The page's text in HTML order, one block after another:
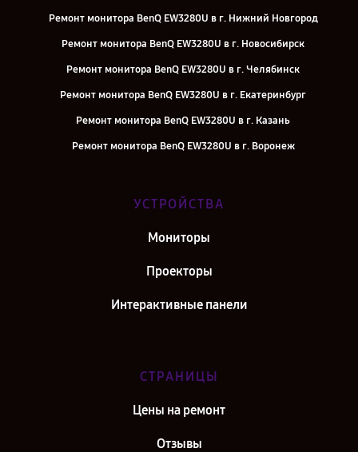
Ремонт монитора BenQ EW3280U в г. Нижний Новгород
Ремонт монитора BenQ EW3280U в г. Новосибирск
Ремонт монитора BenQ EW3280U в г. Челябинск
Ремонт монитора BenQ EW3280U в г. Екатеринбург
Ремонт монитора BenQ EW3280U в г. Казань
Ремонт монитора BenQ EW3280U в г. Воронеж
Ремонт монитора BenQ EW3280U в г. Самара
Ремонт монитора BenQ EW3280U в г. Санкт-Петербург
УСТРОЙСТВА
Мониторы
Проекторы
Интерактивные панели
СТРАНИЦЫ
Цены на ремонт
Отзывы